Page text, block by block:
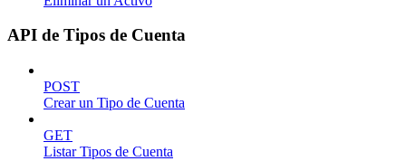
API de Tipos de Cuenta
POST
Crear un Tipo de Cuenta
GET
Listar Tipos de Cuenta